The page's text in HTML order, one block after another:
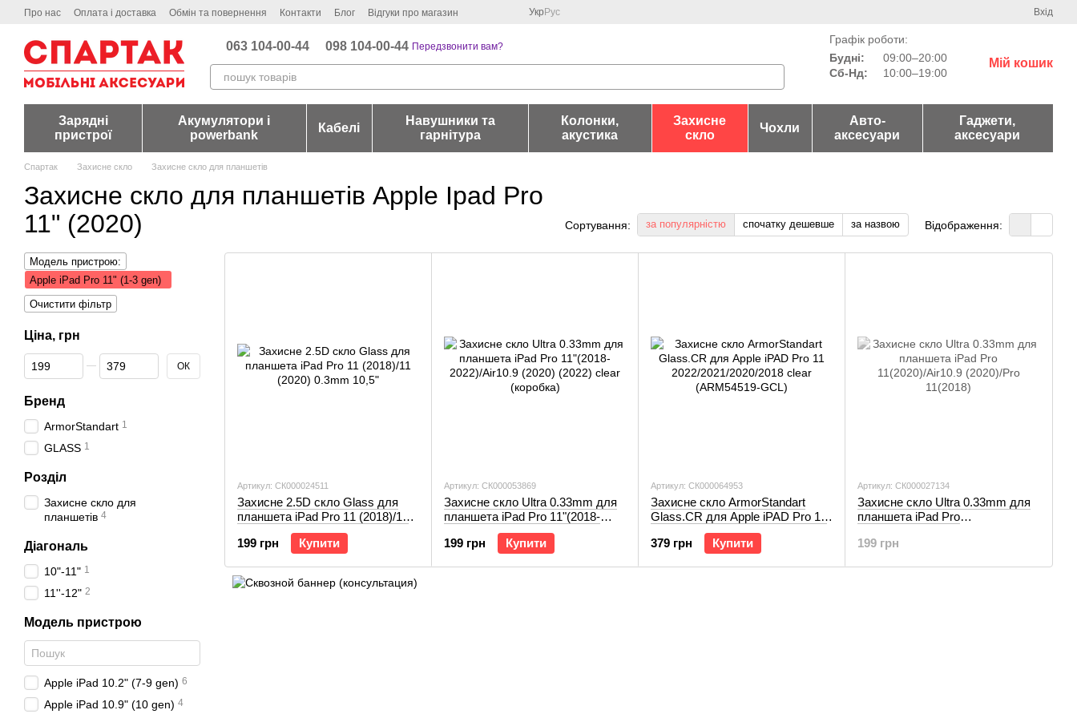
Перейти до основного контенту
Про нас Оплата і доставка Обмін та повернення Контакти Блог Відгуки про магазин Укр Рус Вхід
063 104-00-44 098 104-00-44 Передзвонити вам?
Графік роботи:
Будні:
09:00–20:00
Сб-Нд:
10:00–19:00
Мій кошик
Зарядні
пристрої
Акумулятори і
powerbank
Кабелі
Навушники та
гарнітура
Колонки,
акустика
Захисне
скло
Чохли
Авто-
аксесуари
Гаджети,
аксесуари
Спартак Захисне скло Захисне скло для планшетів
Захисне скло для планшетів Apple Ipad Pro
11" (2020)
Сортування: за популярністю спочатку дешевше за назвою Відображення:
Артикул: СК000024511
Захисне 2.5D скло Glass для
планшета iPad Pro 11 (2018)/11
(2020) 0.3mm 10,5"
199 грн
Купити
Артикул: СК000053869
Захисне скло Ultra 0.33mm для
планшета iPad Pro 11"(2018-
2022)/Air10.9 (2020) (2022) clear
(коробка)
199 грн Купити
Артикул: СК000064953
Захисне скло ArmorStandart
Glass.CR для Apple iPAD Pro 11
2022/2021/2020/2018 clear
(ARM54519-GCL)
379 грн Купити
Артикул: СК000027134
Захисне скло Ultra 0.33mm для
планшета iPad Pro
11(2018)
199 грн
Модель пристрою:
Apple iPad Pro 11" (1-3 gen)
Очистити фільтр
Ціна, грн
Від Ціна, грн
До Ціна, грн ОК
Бренд
ArmorStandart 1
GLASS 1
Розділ
Захисне скло для
планшетів 4
Діагональ
10"-11" 1
11''-12" 2
Модель пристрою
Apple iPad 10.2" (7-9 gen) 6
Apple iPad 10.9" (10 gen) 4